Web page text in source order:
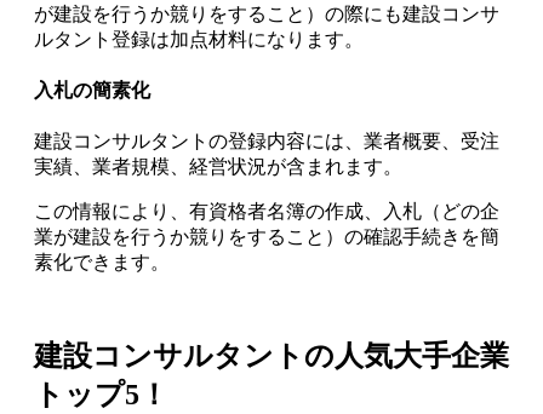
が建設を行うか競りをすること）の際にも建設コンサ
ルタント登録は加点材料になります。
入札の簡素化
建設コンサルタントの登録内容には、業者概要、受注
実績、業者規模、経営状況が含まれます。
この情報により、有資格者名簿の作成、
入札（どの企
業が建設を行うか競りをすること）の確認手続きを簡
素化できます。
建設コンサルタントの人気大手企業
トップ5！